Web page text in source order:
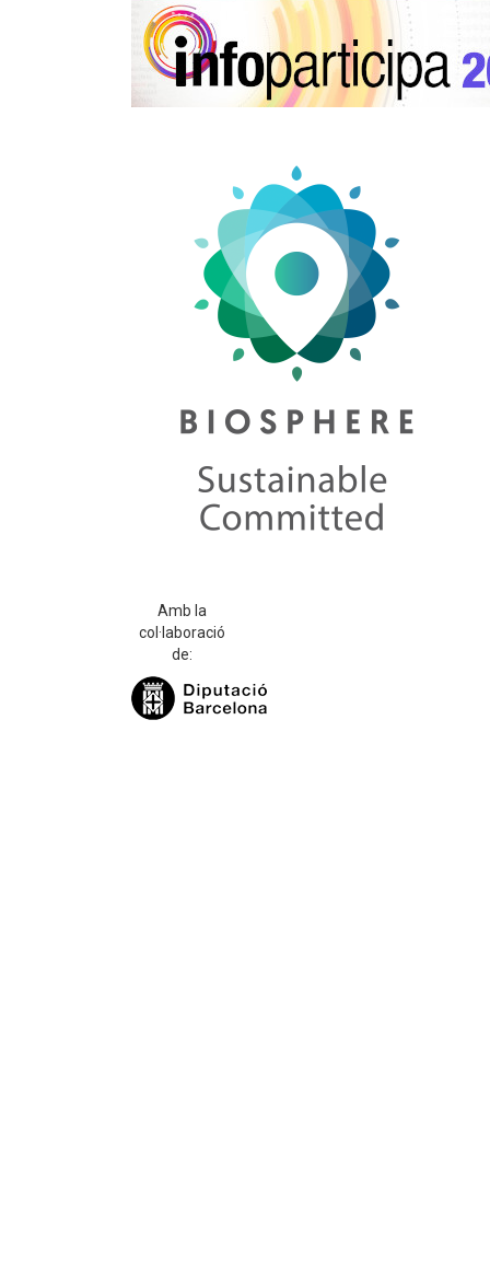
Amb la
col·laboració
de: